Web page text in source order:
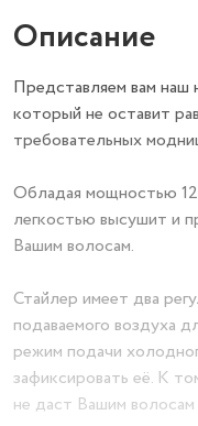
Описание
Представляем вам наш
который не оставит
требовательных
Обладая мощностью
легкостью высушит и
Вашим волосам.
Стайлер имеет два
подаваемого воздуха
режим подачи
зафиксировать её. К
не даст Вашим волосам